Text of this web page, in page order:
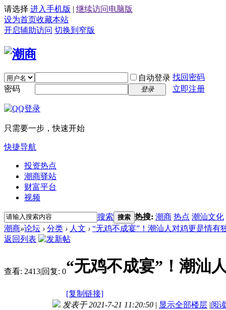
请选择 进入手机版 | 继续访问电脑版
设为首页收藏本站
开启辅助访问 切换到窄版
自动登录 找回密码
密码
登录 立即注册
只需要一步，快速开始
快捷导航
投资热点
潮商驿站
财富平台
视频
搜索 搜索 热搜: 潮商 热点 潮汕文化
潮商»论坛 › 分类 › 人文 › “无鸡不成宴”！潮汕人对鸡更是情
返回列表
查看: 2413|回复: 0“无鸡不成宴”！潮
[复制链接]
发表于 2021-7-21 11:20:50 | 显示全部楼层 |阅